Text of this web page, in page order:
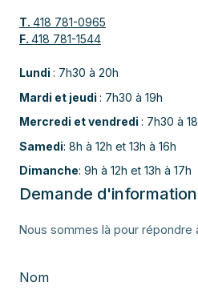
clientèle qui souhaitent une
administrative différente,
Par ailleurs, il est important
taxes et peuvent être
frais médicaux lors de
d’impôts annuelle.
T. 418 781-0965
F. 418 781-1544
Lundi : 7h30 à 20h
Mardi et jeudi : 7h30 à 19h
Mercredi et vendredi : 7h30 à
Samedi: 8h à 12h et 13h à 16h
Dimanche: 9h à 12h et 13h à 17h
Demande d'information
Nous sommes là pour répondre
Nom